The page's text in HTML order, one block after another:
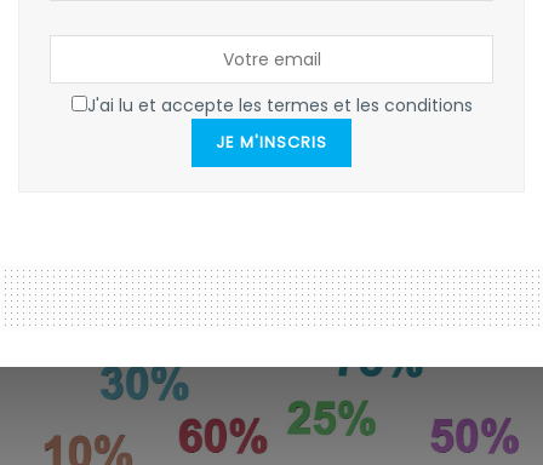
J'ai lu et accepte les termes et les conditions
JE M'INSCRIS